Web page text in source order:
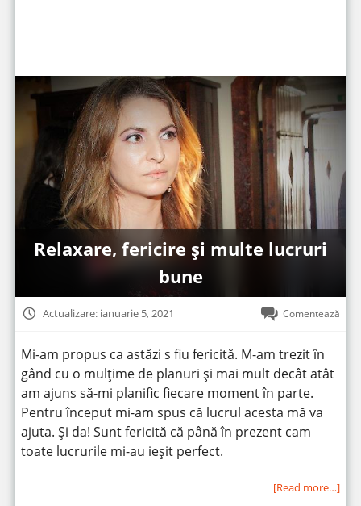
Relaxare, fericire și multe lucruri
bune
Actualizare: ianuarie 5, 2021 Comentează
Mi-am propus ca astăzi s fiu fericită. M-am trezit în
gând cu o mulţime de planuri și mai mult decât atât
am ajuns să-mi planific fiecare moment în parte.
Pentru început mi-am spus că lucrul acesta mă va
ajuta. Și da! Sunt fericită că până în prezent cam
toate lucrurile mi-au ieșit perfect.
[Read more…]